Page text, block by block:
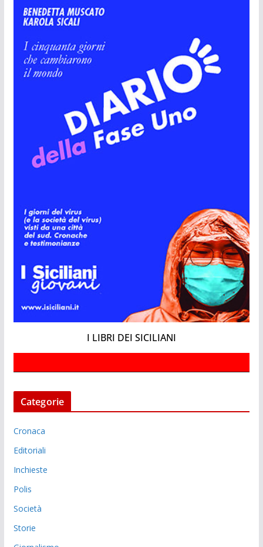
I LIBRI DEI SICILIANI
Categorie
Cronaca
Editoriali
Inchieste
Polis
Società
Storie